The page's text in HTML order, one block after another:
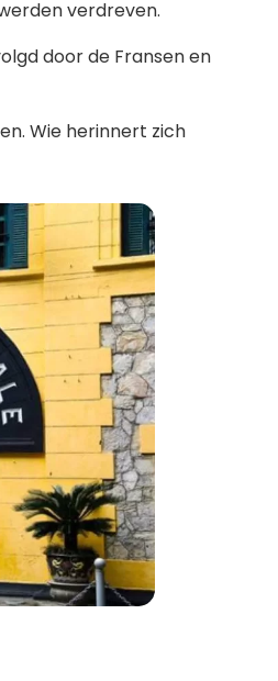
verdreven.
door de Fransen en
Wie herinnert zich